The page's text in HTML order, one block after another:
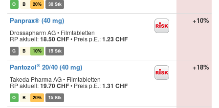
O B 20% 30 Stk
Panprax® (40 mg)
Drossapharm AG • Filmtabletten
RP aktuell:18.50 CHF• Preis p.E.:1.23 CHF
G B 10% 15 Stk
+10%
Pantozol® 20/40 (40 mg)
Takeda Pharma AG • Filmtabletten
RP aktuell:19.70 CHF• Preis p.E.:1.31 CHF
O B 20% 15 Stk
+18%